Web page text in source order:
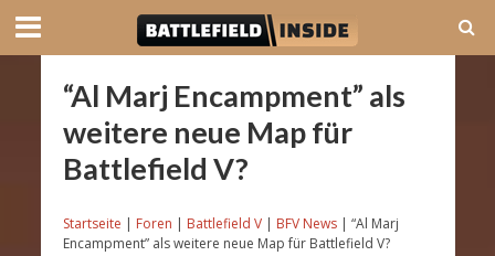
“Al Marj Encampment” als
weitere neue Map für
Battlefield V?
Startseite | Foren | Battlefield V | BFV News | “Al Marj
Encampment” als weitere neue Map für Battlefield V?